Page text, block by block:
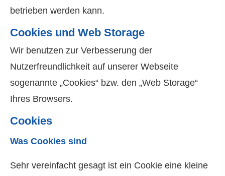
betrieben werden kann.
Cookies und Web Storage
Wir benutzen zur Verbesserung der
Nutzerfreundlichkeit auf unserer Webseite
sogenannte „Cookies“ bzw. den „Web Storage“
Ihres Browsers.
Cookies
Was Cookies sind
Sehr vereinfacht gesagt ist ein Cookie eine kleine